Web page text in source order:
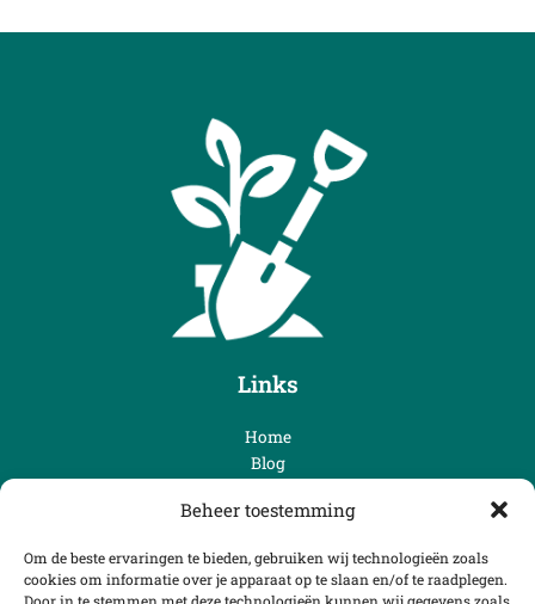
Beheer toestemming
Om de beste ervaringen te bieden, gebruiken wij technologieën zoals
cookies om informatie over je apparaat op te slaan en/of te raadplegen.
Links
Home
Blog
Contact
Categorieën